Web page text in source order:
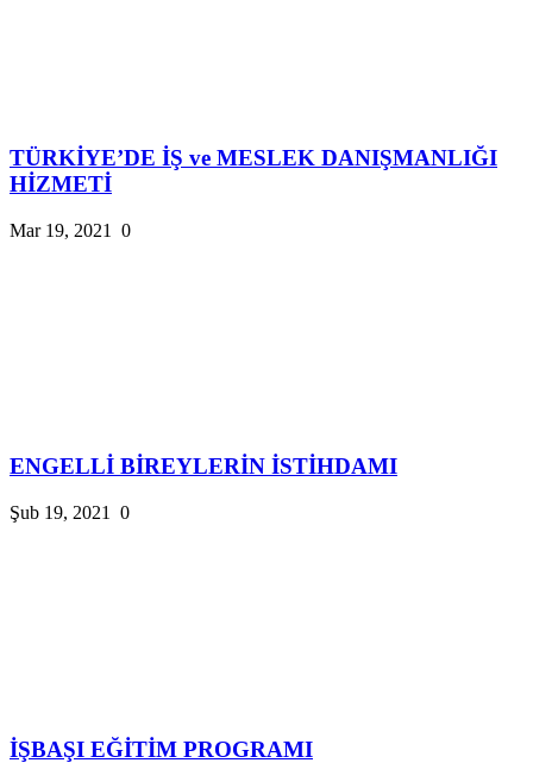
TÜRKİYE’DE İŞ ve MESLEK DANIŞMANLIĞI
HİZMETİ
Mar 19, 2021 0
ENGELLİ BİREYLERİN İSTİHDAMI
Şub 19, 2021 0
İŞBAŞI EĞİTİM PROGRAMI